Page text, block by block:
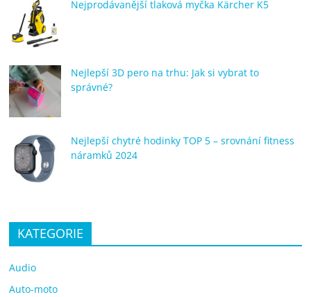
Nejprodávanější tlaková myčka Kärcher K5
Nejlepší 3D pero na trhu: Jak si vybrat to
správné?
Nejlepší chytré hodinky TOP 5 – srovnání fitness
náramků 2024
KATEGORIE
Audio
Auto-moto